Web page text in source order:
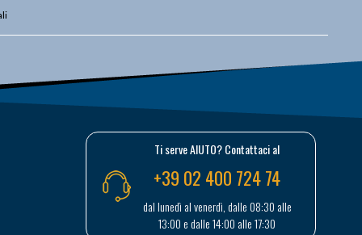
Ti serve AIUTO? Contattaci al
+39 02 400 724 74
dal lunedì al venerdì, dalle 08:30 alle
13:00 e dalle 14:00 alle 17:30